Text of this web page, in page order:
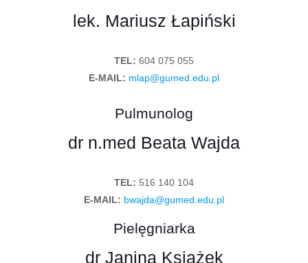
lek. Mariusz Łapiński
TEL: 604 075 055
E-MAIL: mlap@gumed.edu.pl
Pulmunolog
dr n.med Beata Wajda
TEL: 516 140 104
E-MAIL: bwajda@gumed.edu.pl
Pielęgniarka
dr Janina Książek